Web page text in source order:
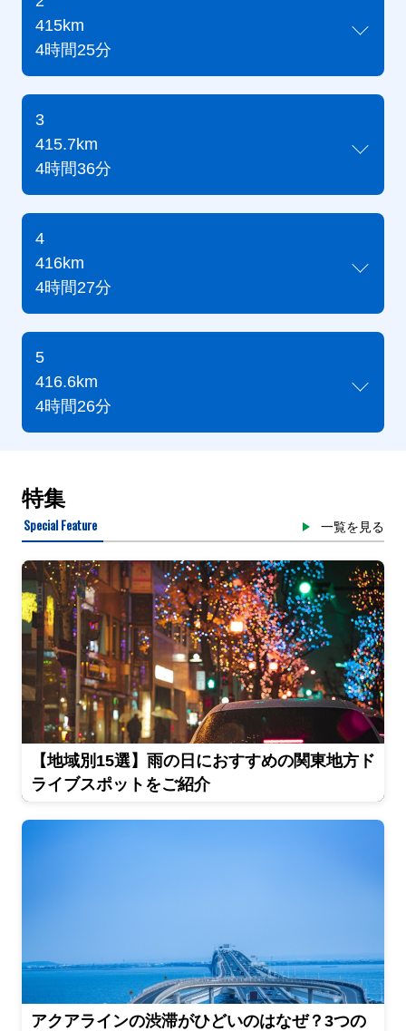
415km
4時間25分
3
415.7km
4時間36分
4
416km
4時間27分
5
416.6km
4時間26分
特集
Special Feature 一覧を見る
【地域別15選】雨の日におすすめの関東地方ド
ライブスポットをご紹介
アクアラインの渋滞がひどいのはなぜ？3つの